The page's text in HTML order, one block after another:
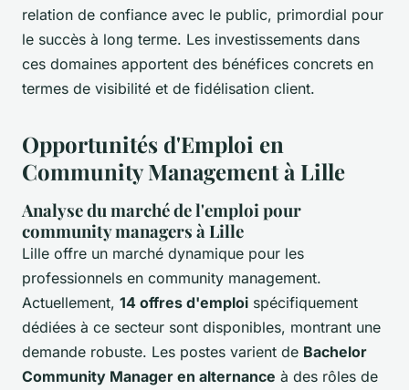
relation de confiance avec le public, primordial pour
le succès à long terme. Les investissements dans
ces domaines apportent des bénéfices concrets en
termes de visibilité et de fidélisation client.
Opportunités d'Emploi en
Community Management à Lille
Analyse du marché de l'emploi pour
community managers à Lille
Lille offre un marché dynamique pour les
professionnels en community management.
Actuellement, 14 offres d'emploi spécifiquement
dédiées à ce secteur sont disponibles, montrant une
demande robuste. Les postes varient de Bachelor
Community Manager en alternance à des rôles de